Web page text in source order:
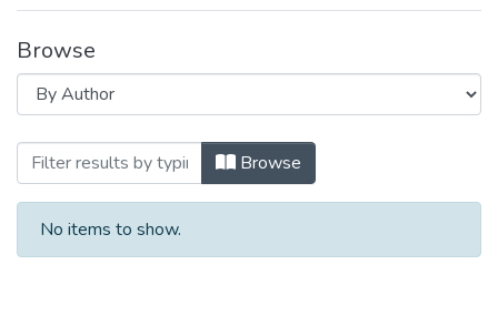
Browse
Browsing Духовність особистості:
Browse
No items to show.